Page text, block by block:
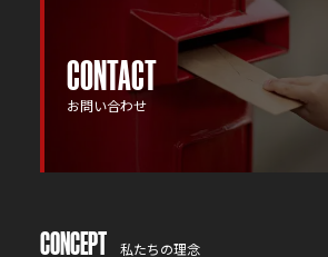
CONTACT
お問い合わせ
CONCEPT 私たちの理念